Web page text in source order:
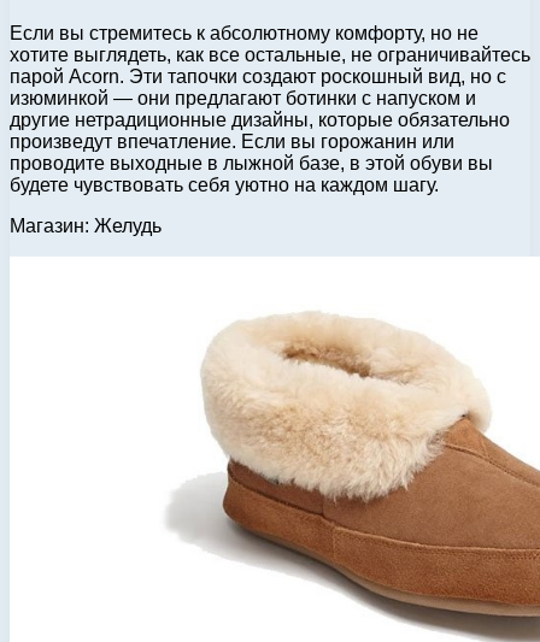
Если вы стремитесь к абсолютному комфорту, но не
хотите выглядеть, как все остальные, не ограничивайтесь
парой Acorn. Эти тапочки создают роскошный вид, но с
изюминкой — они предлагают ботинки с напуском и
другие нетрадиционные дизайны, которые обязательно
произведут впечатление. Если вы горожанин или
проводите выходные в лыжной базе, в этой обуви вы
будете чувствовать себя уютно на каждом шагу.
Магазин: Желудь